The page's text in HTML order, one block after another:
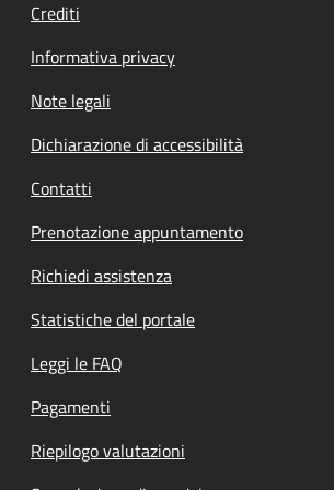
Crediti
Informativa privacy
Note legali
Dichiarazione di accessibilità
Contatti
Prenotazione appuntamento
Richiedi assistenza
Statistiche del portale
Leggi le FAQ
Pagamenti
Riepilogo valutazioni